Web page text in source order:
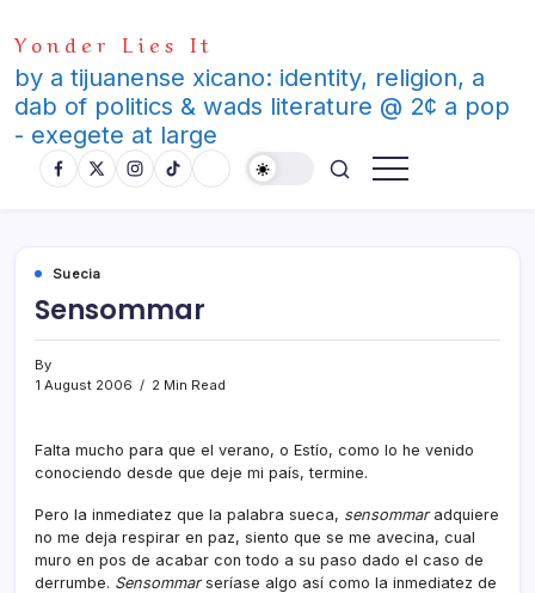
to
content
Yonder Lies It
by a tijuanense xicano: identity, religion, a
dab of politics & wads literature @ 2¢ a pop
- exegete at large
Suecia
Sensommar
By
1 August 2006
2 Min Read
Falta mucho para que el verano, o Estí­o, como lo he venido
conociendo desde que deje mi paí­s, termine.
Pero la inmediatez que la palabra sueca, sensommaradquiere
no me deja respirar en paz, siento que se me avecina, cual
muro en pos de acabar con todo a su paso dado el caso de
derrumbe. Sensommarserí­ase algo así­ como la inmediatez de